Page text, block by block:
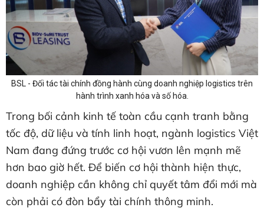
BSL - Đối tác tài chính đồng hành cùng doanh nghiệp logistics trên
hành trình xanh hóa và số hóa.
Trong bối cảnh kinh tế toàn cầu cạnh tranh bằng
tốc độ, dữ liệu và tính linh hoạt, ngành logistics Việt
Nam đang đứng trước cơ hội vươn lên mạnh mẽ
hơn bao giờ hết. Để biến cơ hội thành hiện thực,
doanh nghiệp cần không chỉ quyết tâm đổi mới mà
còn phải có đòn bẩy tài chính thông minh.